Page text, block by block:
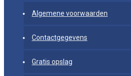
Algemene voorwaarden
Contactgegevens
Gratis opslag